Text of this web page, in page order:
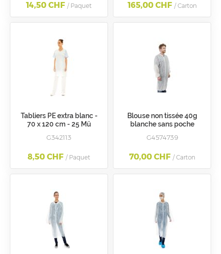
14,50 CHF / Paquet 165,00 CHF / Carton
Tabliers PE extra blanc -
70 x 120 cm - 25 Mü
G342113
8,50 CHF / Paquet
Blouse non tissée 40g
blanche sans poche
G4574739
70,00 CHF / Carton